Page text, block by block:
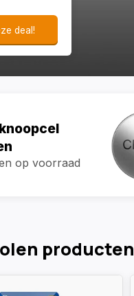
deal!
op voorraad
producten